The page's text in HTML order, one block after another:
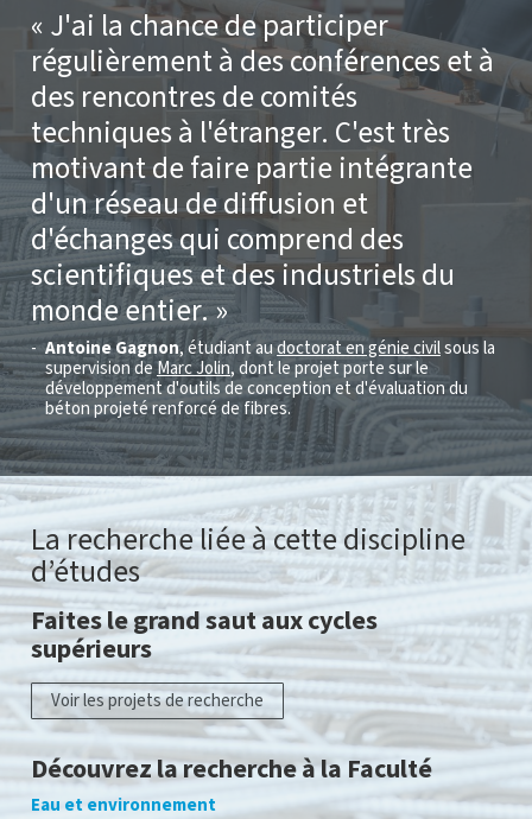
J'ai la chance de participer
régulièrement à des conférences et à
des rencontres de comités
techniques à l'étranger. C'est très
motivant de faire partie intégrante
d'un réseau de diffusion et
d'échanges qui comprend des
scientifiques et des industriels du
monde entier.
Antoine Gagnon, étudiant audoctorat en génie civilsous la
supervision deMarc Jolin, dont le projet porte sur le
développement d'outils de conception et d'évaluation du
béton projeté renforcé de fibres.
La recherche liée à cette discipline
d’études
Faites le grand saut aux cycles
supérieurs
Voir les projets de recherche
Découvrez la recherche à la Faculté
Eau et environnement